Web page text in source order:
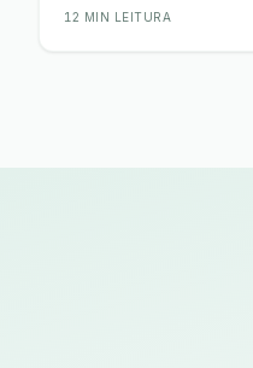
12 MIN LEITURA